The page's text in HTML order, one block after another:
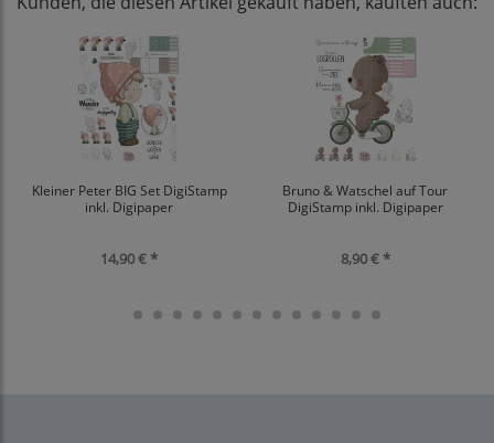
Kleiner Peter BIG Set DigiStamp
inkl. Digipaper
14,90 € *
Bruno & Watschel auf Tour
DigiStamp inkl. Digipaper
8,90 € *